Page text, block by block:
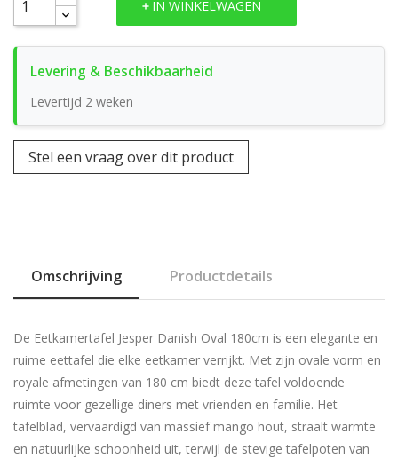
IN WINKELWAGEN
Levertijd 2 weken
Stel een vraag over dit product
Omschrijving Productdetails
De Eetkamertafel Jesper Danish Oval 180cm is een elegante en
ruime eettafel die elke eetkamer verrijkt. Met zijn ovale vorm en
royale afmetingen van 180 cm biedt deze tafel voldoende
ruimte voor gezellige diners met vrienden en familie. Het
tafelblad, vervaardigd van massief mango hout, straalt warmte
en natuurlijke schoonheid uit, terwijl de stevige tafelpoten van